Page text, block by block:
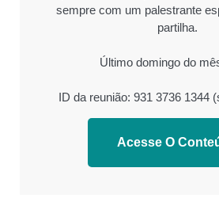
sempre com um palestrante
partilha.
Último domingo do
ID da reunião: 931 3736 1344
Acesse O